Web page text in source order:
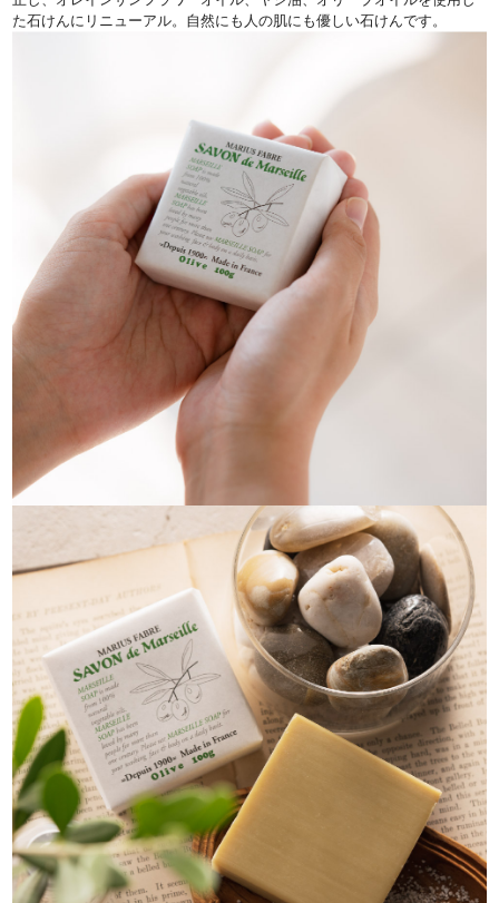
た石けんにリニューアル。自然にも人の肌にも優しい石けんです。